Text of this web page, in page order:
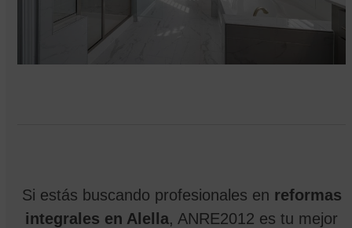
Si estás buscando profesionales en reformas
integrales en Alella, ANRE2012 es tu mejor